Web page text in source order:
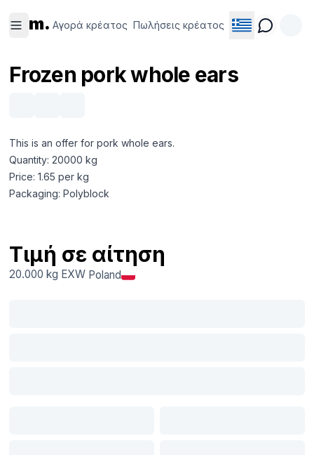
m. Αγορά κρέατος Πωλήσεις κρέατος
κρέατος κρέατος
Frozen pork whole ears
This is an offer for pork whole ears.
Quantity: 20000 kg
Price: 1.65 per kg
Packaging: Polyblock
Τιμή σε αίτηση
20.000 kg EXW Poland